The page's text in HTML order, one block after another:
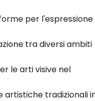
per l'espressione
tra diversi ambiti
le arti visive nel
artistiche tradizionali